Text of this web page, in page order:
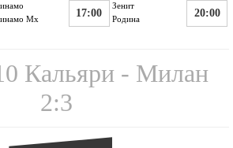
Мх
Зенит
17:00 Родина 20:00
Кальяри - Милан
2:3